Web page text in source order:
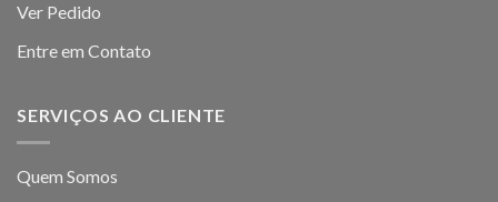
Ver Pedido
Entre em Contato
SERVIÇOS AO CLIENTE
Quem Somos